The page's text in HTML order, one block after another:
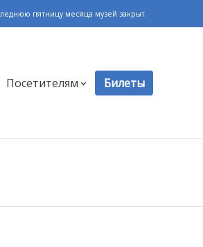
пятницу месяца музей закрыт.
Посетителям Билеты